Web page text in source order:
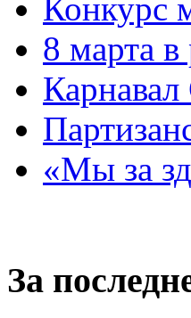
Конкурс
8 марта
«Мы за
За